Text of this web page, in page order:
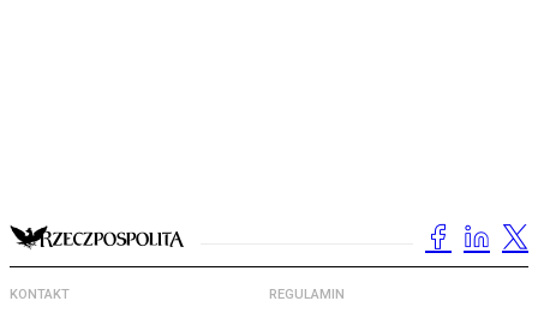
KONTAKT REGULAMIN